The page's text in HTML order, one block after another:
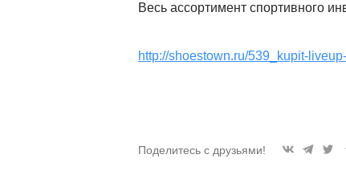
Весь ассортимент спортивного
http://shoestown.ru/539_kupit-
Поделитесь с друзьями!